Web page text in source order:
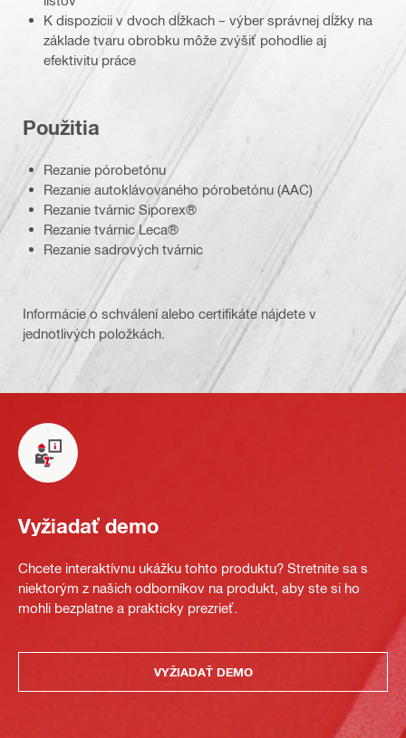
K dispozícii v dvoch dĺžkach – výber správnej dĺžky na
základe tvaru obrobku môže zvýšiť pohodlie aj
efektivitu práce
Použitia
Rezanie pórobetónu
Rezanie autoklávovaného pórobetónu (AAC)
Rezanie tvárnic Siporex®
Rezanie tvárnic Leca®
Rezanie sadrových tvárnic
Informácie o schválení alebo certifikáte nájdete v
jednotlivých položkách.
Vyžiadať demo
Chcete interaktívnu ukážku tohto produktu? Stretnite sa s
niektorým z našich odborníkov na produkt, aby ste si ho
mohli bezplatne a prakticky prezrieť.
VYŽIADAŤ DEMO